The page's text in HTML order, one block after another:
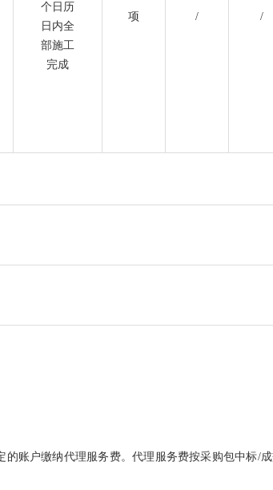
个日历
日内全
部施工
完成
项 / /
账户缴纳代理服务费。代理服务费按采购包中标/